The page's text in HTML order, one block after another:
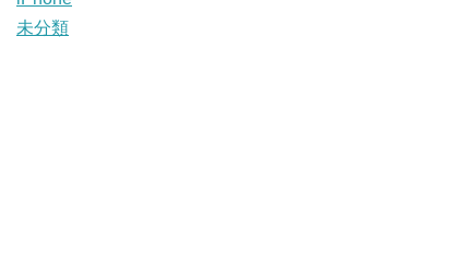
未分類